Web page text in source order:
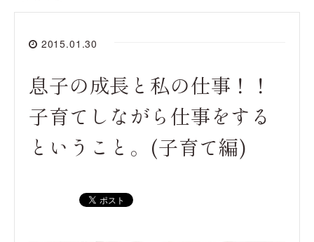
2015.01.30
息子の成長と私の仕事！！
子育てしながら仕事をする
ということ。(子育て編)